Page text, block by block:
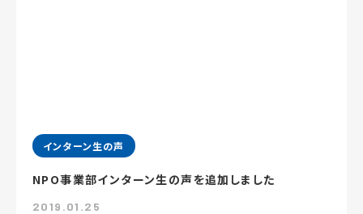
インターン生の声
NPO事業部インターン生の声を追加しました
2019.01.25